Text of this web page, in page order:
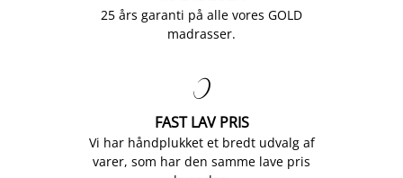
25 års garanti på alle vores GOLD
madrasser.

FAST LAV PRIS
Vi har håndplukket et bredt udvalg af
varer, som har den samme lave pris